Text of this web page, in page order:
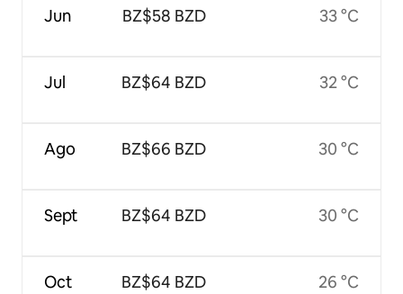
Jun
Jul
Ago
Sept
Oct
BZ$58 BZD
BZ$64 BZD
BZ$66 BZD
BZ$64 BZD
BZ$64 BZD
33 °C
32 °C
30 °C
30 °C
26 °C